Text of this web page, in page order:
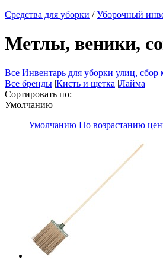
Средства для уборки /Уборочный
Метлы, веники,
Все Инвентарь для уборки улиц, сбор
Все бренды |Кисть и щетка |Лайма
Сортировать по:
Умолчанию
Умолчанию По возрастанию